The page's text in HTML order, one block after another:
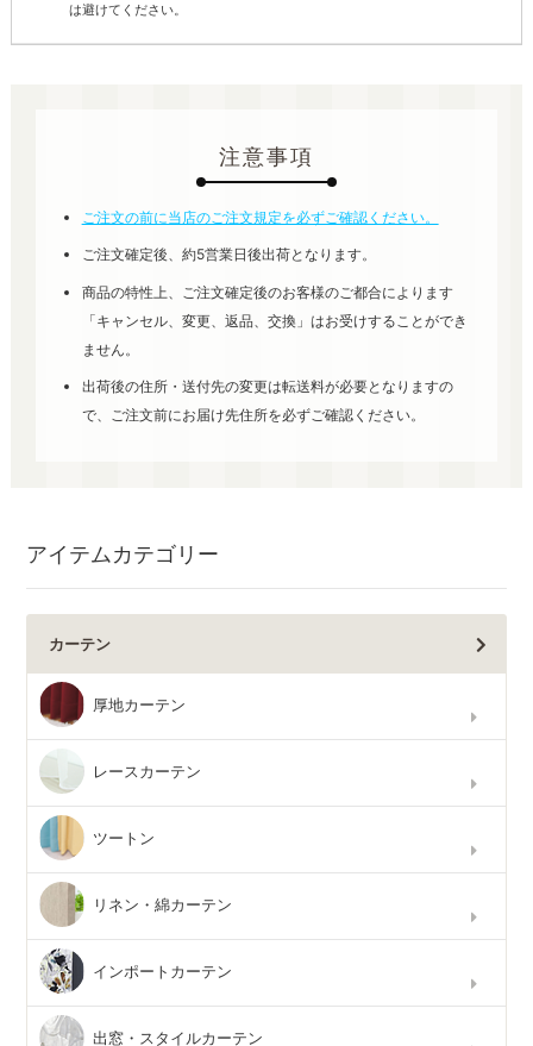
は避けてください。
注意事項
ご注文の前に当店のご注文規定を必ずご確認ください。
ご注文確定後、約5営業日後出荷となります。
商品の特性上、ご注文確定後のお客様のご都合によります
「キャンセル、変更、返品、交換」はお受けすることができ
ません。
出荷後の住所・送付先の変更は転送料が必要となりますの
で、ご注文前にお届け先住所を必ずご確認ください。
アイテムカテゴリー
カーテン
厚地カーテン
レースカーテン
ツートン
リネン・綿カーテン
インポートカーテン
出窓・スタイルカーテン